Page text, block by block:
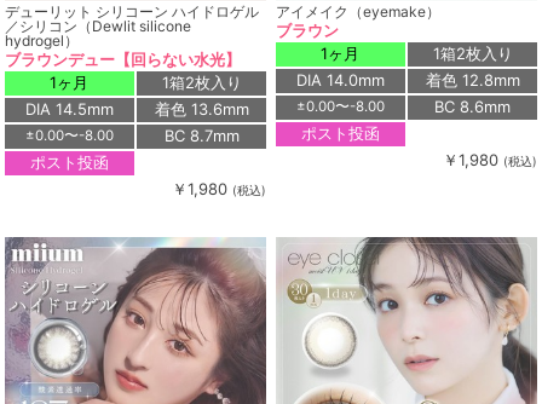
デューリット シリコーン ハイドロゲル
／シリコン（Dewlit silicone
hydrogel）
ブラウンデュー【回らない水光】
1ヶ月
1箱2枚入り
DIA 14.5mm
着色 13.6mm
±0.00〜-8.00
BC 8.7mm
ポスト投函
￥1,980 (税込)
アイメイク（eyemake）
ブラウン
1ヶ月
1箱2枚入り
DIA 14.0mm
着色 12.8mm
±0.00〜-8.00
BC 8.6mm
ポスト投函
￥1,980 (税込)